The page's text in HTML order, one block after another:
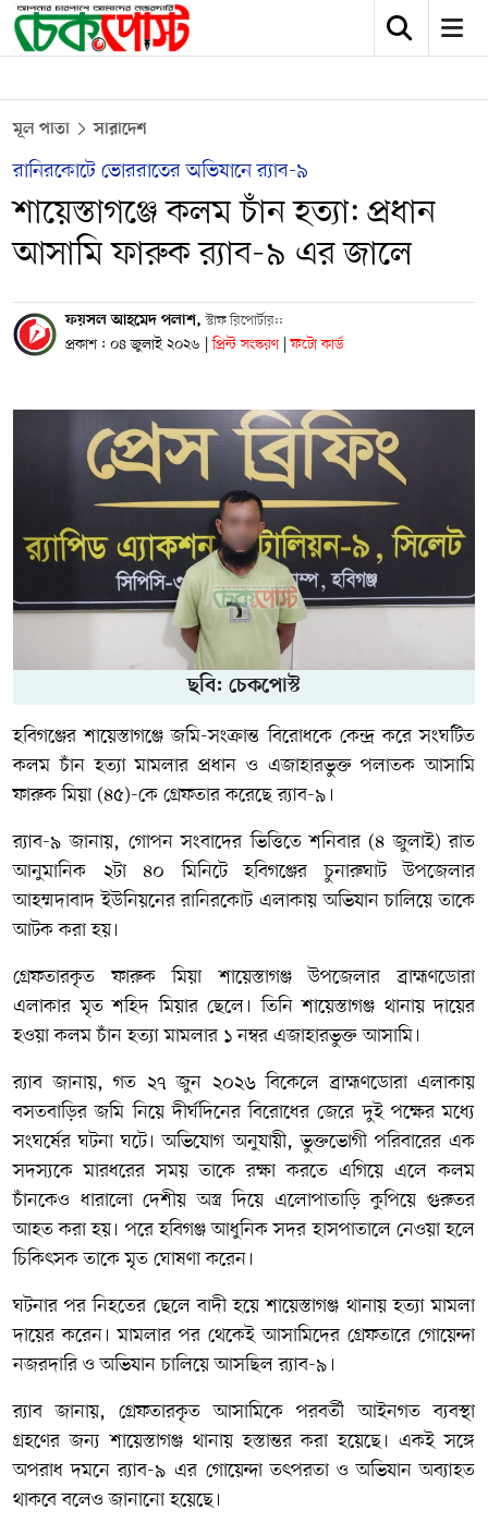
মূল পাতা সারাদেশ
রানিরকোটে ভোররাতের অভিযানে র‍্যাব-৯
শায়েস্তাগঞ্জে কলম চাঁন হত্যা: প্রধান
আসামি ফারুক র‍্যাব-৯ এর জালে
ফয়সল আহমেদ পলাশ,স্টাফ রিপোর্টার::
প্রকাশ : ০৪ জুলাই ২০২৬ | প্রিন্ট সংস্করণ | ফটো কার্ড
ছবি: চেকপোস্ট
হবিগঞ্জের শায়েস্তাগঞ্জে জমি-সংক্রান্ত বিরোধকে কেন্দ্র করে সংঘটিত
কলম চাঁন হত্যা মামলার প্রধান ও এজাহারভুক্ত পলাতক আসামি
ফারুক মিয়া (৪৫)-কে গ্রেফতার করেছের‍্যাব-৯ ।
র‍্যাব-৯ জানায়, গোপন সংবাদের ভিত্তিতে শনিবার (৪ জুলাই) রাত
আনুমানিক ২টা ৪০ মিনিটে হবিগঞ্জের চুনারুঘাট উপজেলার
আহম্মদাবাদ ইউনিয়নের রানিরকোট এলাকায় অভিযান চালিয়ে তাকে
আটক করা হয়।
গ্রেফতারকৃত ফারুক মিয়া শায়েস্তাগঞ্জ উপজেলার ব্রাহ্মণডোরা
এলাকার মৃত শহিদ মিয়ার ছেলে। তিনি শায়েস্তাগঞ্জ থানায় দায়ের
হওয়াকলম চাঁন হত্যা মামলার ১ নম্বর এজাহারভুক্ত আসামি।
র‍্যাব জানায়, গত ২৭ জুন ২০২৬বিকেলে ব্রাহ্মণডোরা এলাকায়
বসতবাড়ির জমি নিয়ে দীর্ঘদিনের বিরোধের জেরে দুই পক্ষের মধ্যে
সংঘর্ষের ঘটনা ঘটে। অভিযোগ অনুযায়ী, ভুক্তভোগী পরিবারের এক
সদস্যকে মারধরের সময় তাকে রক্ষা করতে এগিয়ে এলেকলম
চাঁনকেও ধারালো দেশীয় অস্ত্র দিয়ে এলোপাতাড়ি কুপিয়ে গুরুতর
আহত করা হয়। পরে হবিগঞ্জ আধুনিক সদর হাসপাতালে নেওয়া হলে
চিকিৎসক তাকে মৃত ঘোষণা করেন।
ঘটনার পর নিহতের ছেলে বাদী হয়ে শায়েস্তাগঞ্জ থানায় হত্যা মামলা
দায়ের করেন। মামলার পর থেকেই আসামিদের গ্রেফতারে গোয়েন্দা
নজরদারি ও অভিযান চালিয়ে আসছিল র‍্যাব-৯।
র‍্যাব জানায়, গ্রেফতারকৃত আসামিকে পরবর্তী আইনগত ব্যবস্থা
গ্রহণের জন্য শায়েস্তাগঞ্জ থানায় হস্তান্তর করা হয়েছে। একই সঙ্গে
অপরাধ দমনে র‍্যাব-৯ এর গোয়েন্দা তৎপরতা ও অভিযান অব্যাহত
থাকবে বলেও জানানো হয়েছে।